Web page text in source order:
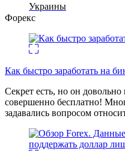
Украины
Форекс
Как быстро заработать на
Секрет есть, но он
совершенно бесплатно!
задавались вопросом